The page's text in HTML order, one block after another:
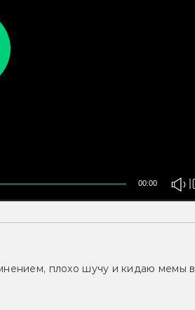
00:00
плохо шучу и кидаю мемы в